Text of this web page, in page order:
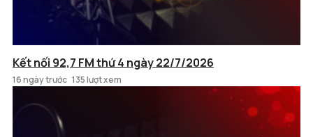
Kết nối 92,7 FM thứ 4 ngày 22/7/2026
16 ngày trước 135 lượt xem